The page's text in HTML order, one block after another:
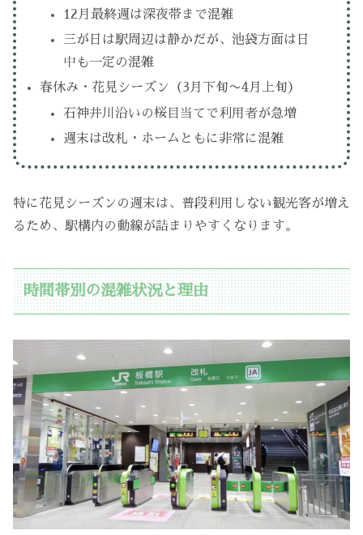
12月最終週は深夜帯まで混雑
三が日は駅周辺は静かだが、池袋方面は日
中も一定の混雑
春休み・花見シーズン（3月下旬〜4月上旬）
石神井川沿いの桜目当てで利用者が急増
週末は改札・ホームともに非常に混雑
特に花見シーズンの週末は、普段利用しない観光客が増え
るため、駅構内の動線が詰まりやすくなります。
時間帯別の混雑状況と理由